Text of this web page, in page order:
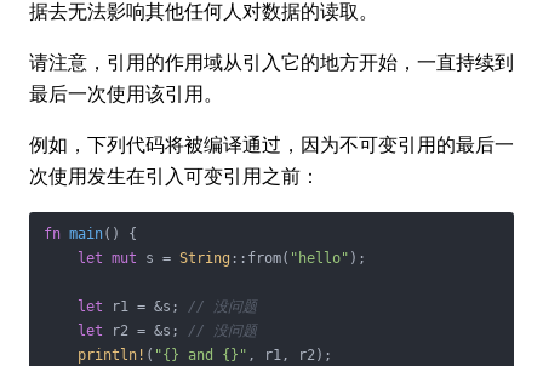
据去无法影响其他任何人对数据的读取。
请注意，引用的作用域从引入它的地方开始，一直持续到
最后一次使用该引用。
例如，下列代码将被编译通过，因为不可变引用的最后一
次使用发生在引入可变引用之前：
fn main() {
let mut s = String ::from( "hello" );
let r1 = &s; // 没问题
let r2 = &s; // 没问题
println! ( "{} and {}" , r1, r2);